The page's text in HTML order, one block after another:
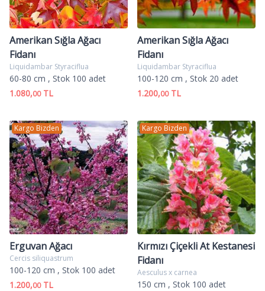
Amerikan Sığla Ağacı
Fidanı
Liquidambar Styraciflua
60-80 cm , Stok 100 adet
1.080,00TL
Amerikan Sığla Ağacı
Fidanı
Liquidambar Styraciflua
100-120 cm , Stok 20 adet
1.200,00TL
Kargo Bizden
Erguvan Ağacı
Cercis siliquastrum
100-120 cm , Stok 100 adet
1.200,00TL
Kargo Bizden
Kırmızı Çiçekli At Kestanesi
Fidanı
Aesculus x carnea
150 cm , Stok 100 adet